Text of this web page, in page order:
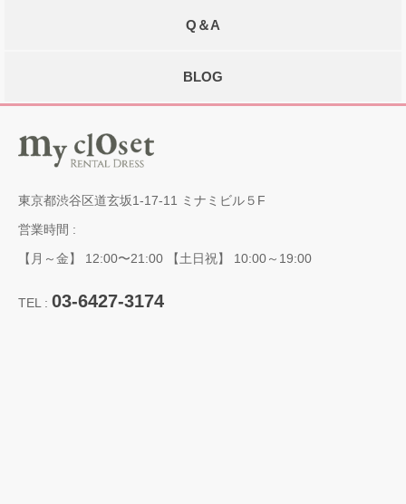
Q＆A
BLOG
東京都渋谷区道玄坂1-17-11 ミナミビル５F
営業時間 :
【月～金】 12:00〜21:00 【土日祝】 10:00～19:00
TEL : 03-6427-3174